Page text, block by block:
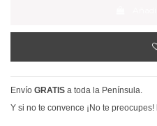
Envío GRATIS a toda la Península.
Y si no te convence ¡No te preocupes!